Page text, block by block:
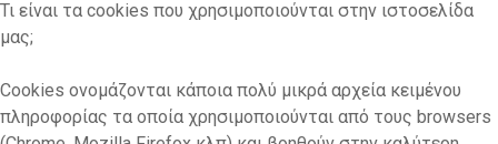
Τι είναι τα cookies που χρησιμοποιούνται στην ιστοσελίδα
μας;
Cookies ονομάζονται κάποια πολύ μικρά αρχεία κειμένου
πληροφορίας τα οποία χρησιμοποιούνται από τους browsers